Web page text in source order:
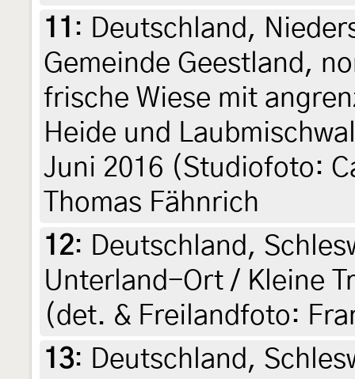
11 : Deutschland,
Gemeinde Geestland,
frische Wiese mit
Heide und
Juni 2016 (Studiofoto:
Thomas Fähnrich
12: Deutschland,
Unterland-Ort / Kleine
(det. & Freilandfoto:
13: Deutschland,